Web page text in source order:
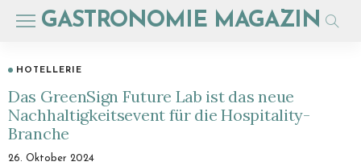
GASTRONOMIE MAGAZIN
HOTELLERIE
Das GreenSign Future Lab ist das neue
Nachhaltigkeitsevent für die Hospitality-
Branche
26. Oktober 2024